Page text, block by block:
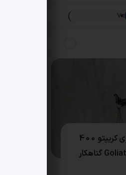
»
اعتراف جنجالی در طرح پانزی کریپتو 400
میلیون دلاری؛ مدیرعامل Goliath گناهکار